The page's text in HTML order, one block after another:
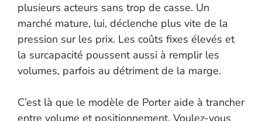
plusieurs acteurs sans trop de casse. Un
marché mature, lui, déclenche plus vite de la
pression sur les prix. Les coûts fixes élevés et
la surcapacité poussent aussi à remplir les
volumes, parfois au détriment de la marge.
C’est là que le modèle de Porter aide à trancher